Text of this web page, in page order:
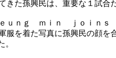
た孫興民は、重要な１試合
ｕｎｇ ｍｉｎ ｊｏｉｎ
を着た写真に孫興民の顔
。